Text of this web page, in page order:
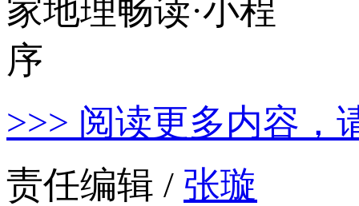
>>> 阅读更多内容，
责任编辑 / 张璇